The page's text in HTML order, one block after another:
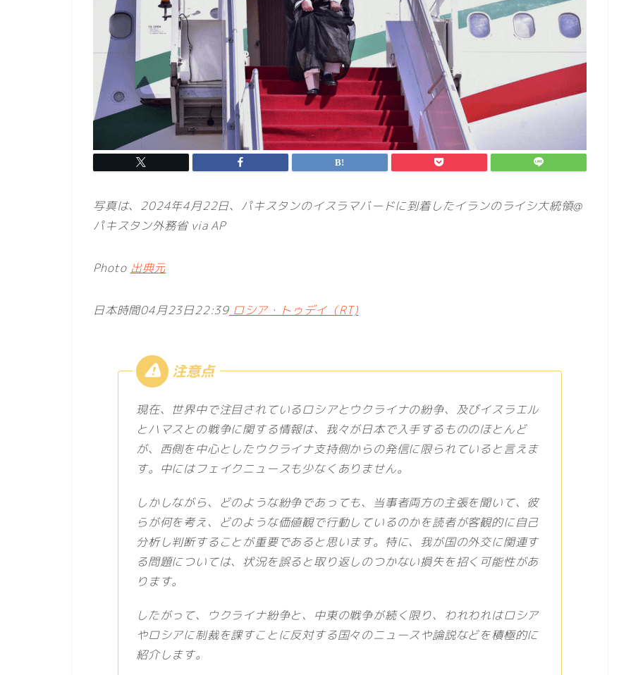
写真は、2024年4月22日、パキスタンのイスラマバードに到着したイランのライシ大統領@
パキスタン外務省 via AP
Photo 出典元
日本時間04月23日22:39 ロシア・トゥデイ（RT)
現在、世界中で注目されているロシアとウクライナの紛争、及びイスラエル
とハマスとの戦争に関する情報は、我々が日本で入手するもののほとんど
が、西側を中心としたウクライナ支持側からの発信に限られていると言えま
す。中にはフェイクニュースも少なくありません。
しかしながら、どのような紛争であっても、当事者両方の主張を聞いて、彼
らが何を考え、どのような価値観で行動しているのかを読者が客観的に自己
分析し判断することが重要であると思います。特に、我が国の外交に関連す
る問題については、状況を誤ると取り返しのつかない損失を招く可能性があ
ります。
したがって、ウクライナ紛争と、中東の戦争が続く限り、われわれはロシア
やロシアに制裁を課すことに反対する国々のニュースや論説などを積極的に
紹介します。